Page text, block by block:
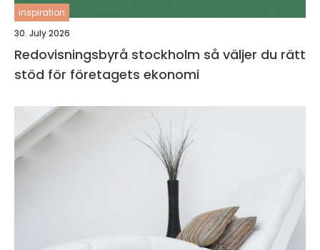
inspiration
30. July 2026
Redovisningsbyrå stockholm så väljer du rätt
stöd för företagets ekonomi